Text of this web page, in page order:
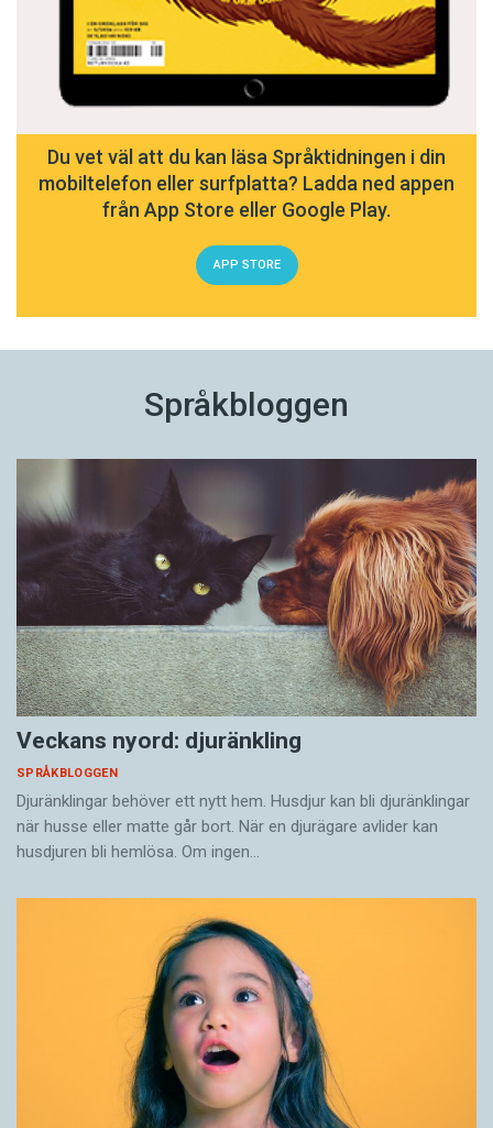
Du vet väl att du kan läsa Språktidningen i din
mobiltelefon eller surfplatta? Ladda ned appen
från App Store eller Google Play.
APP STORE
Språkbloggen
Veckans nyord: djuränkling
SPRÅKBLOGGEN
Djuränklingar behöver ett nytt hem. Husdjur kan bli djuränklingar
när husse eller matte går bort. När en djurägare avlider kan
husdjuren bli hemlösa. Om ingen…